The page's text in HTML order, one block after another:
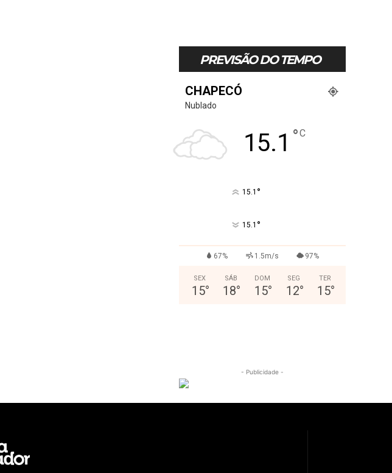
PREVISÃO DO TEMPO
CHAPECÓ
Nublado
15.1 °C
15.1 °
15.1 °
67% 1.5m/s 97%
SEX
15°
SÁB
18°
DOM
15°
SEG
12°
TER
15°
- Publicidade -